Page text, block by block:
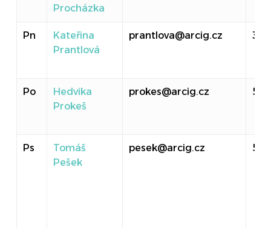
Procházka
Pn
Kateřina
Prantlová
prantlova@arcig.cz 310
Po
Hedvika
Prokeš
prokes@arcig.cz 524
Ps
Tomáš
Pešek
pesek@arcig.cz 517